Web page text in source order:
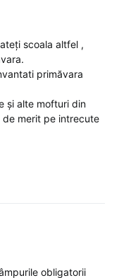
scoala altfel ,
primăvara
și alte mofturi din
de merit pe intrecute
obligatorii